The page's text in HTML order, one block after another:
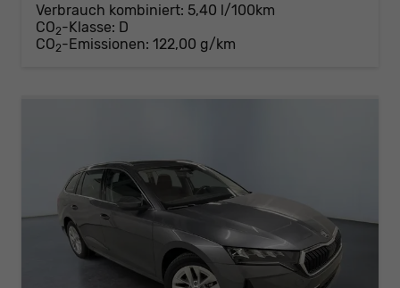
Verbrauch kombiniert: 5,40 l/100km
CO2-Klasse: D
CO2-Emissionen: 122,00 g/km